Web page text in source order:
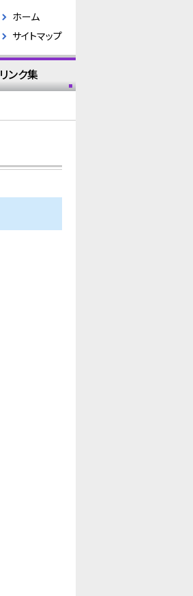
ホーム
サイトマップ
リンク集